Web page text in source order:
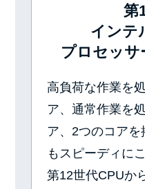
第
イン
プロセッサ
高負荷な作業を
ア、通常作業を
ア、2つのコアを
もスピーディに
第12世代CPUか